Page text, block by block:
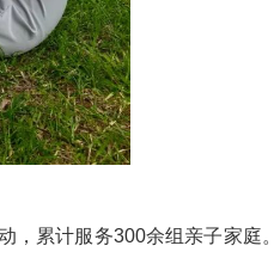
，累计服务300余组亲子家庭